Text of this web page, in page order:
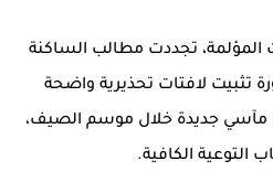
المؤلمة، تجددت مطالب الساكنة
تثبيت لافتات تحذيرية واضحة
مآسي جديدة خلال موسم الصيف،
الكافية.